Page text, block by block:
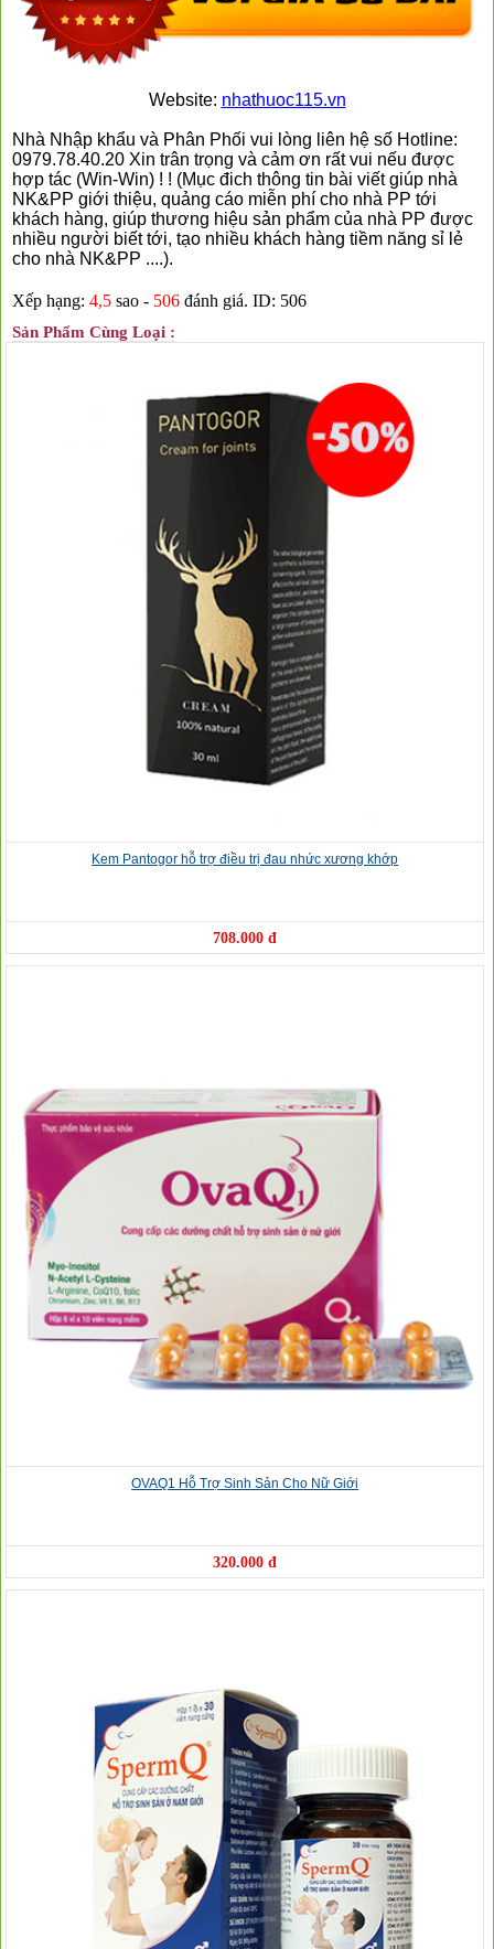
Website: nhathuoc115.vn
Nhà Nhập khẩu và Phân Phối vui lòng liên hệ số Hotline:
0979.78.40.20 Xin trân trọng và cảm ơn rất vui nếu được
hợp tác (Win-Win) ! ! (Mục đich thông tin bài viết giúp nhà
NK&PP giới thiệu, quảng cáo miễn phí cho nhà PP tới
khách hàng, giúp thương hiệu sản phẩm của nhà PP được
nhiều người biết tới, tạo nhiều khách hàng tiềm năng sỉ lẻ
cho nhà NK&PP ....).
Xếp hạng: 4,5 sao - 506 đánh giá. ID: 506
Sản Phẩm Cùng Loại :
Kem Pantogor hỗ trợ điều trị đau nhức xương khớp
708.000 đ
OVAQ1 Hỗ Trợ Sinh Sản Cho Nữ Giới
320.000 đ